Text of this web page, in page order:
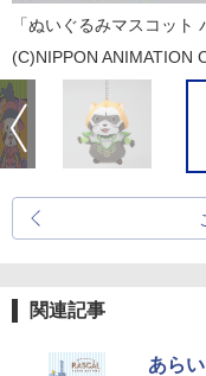
「ぬいぐるみマスコット
(C)NIPPON ANIMATION
関連記事
あら